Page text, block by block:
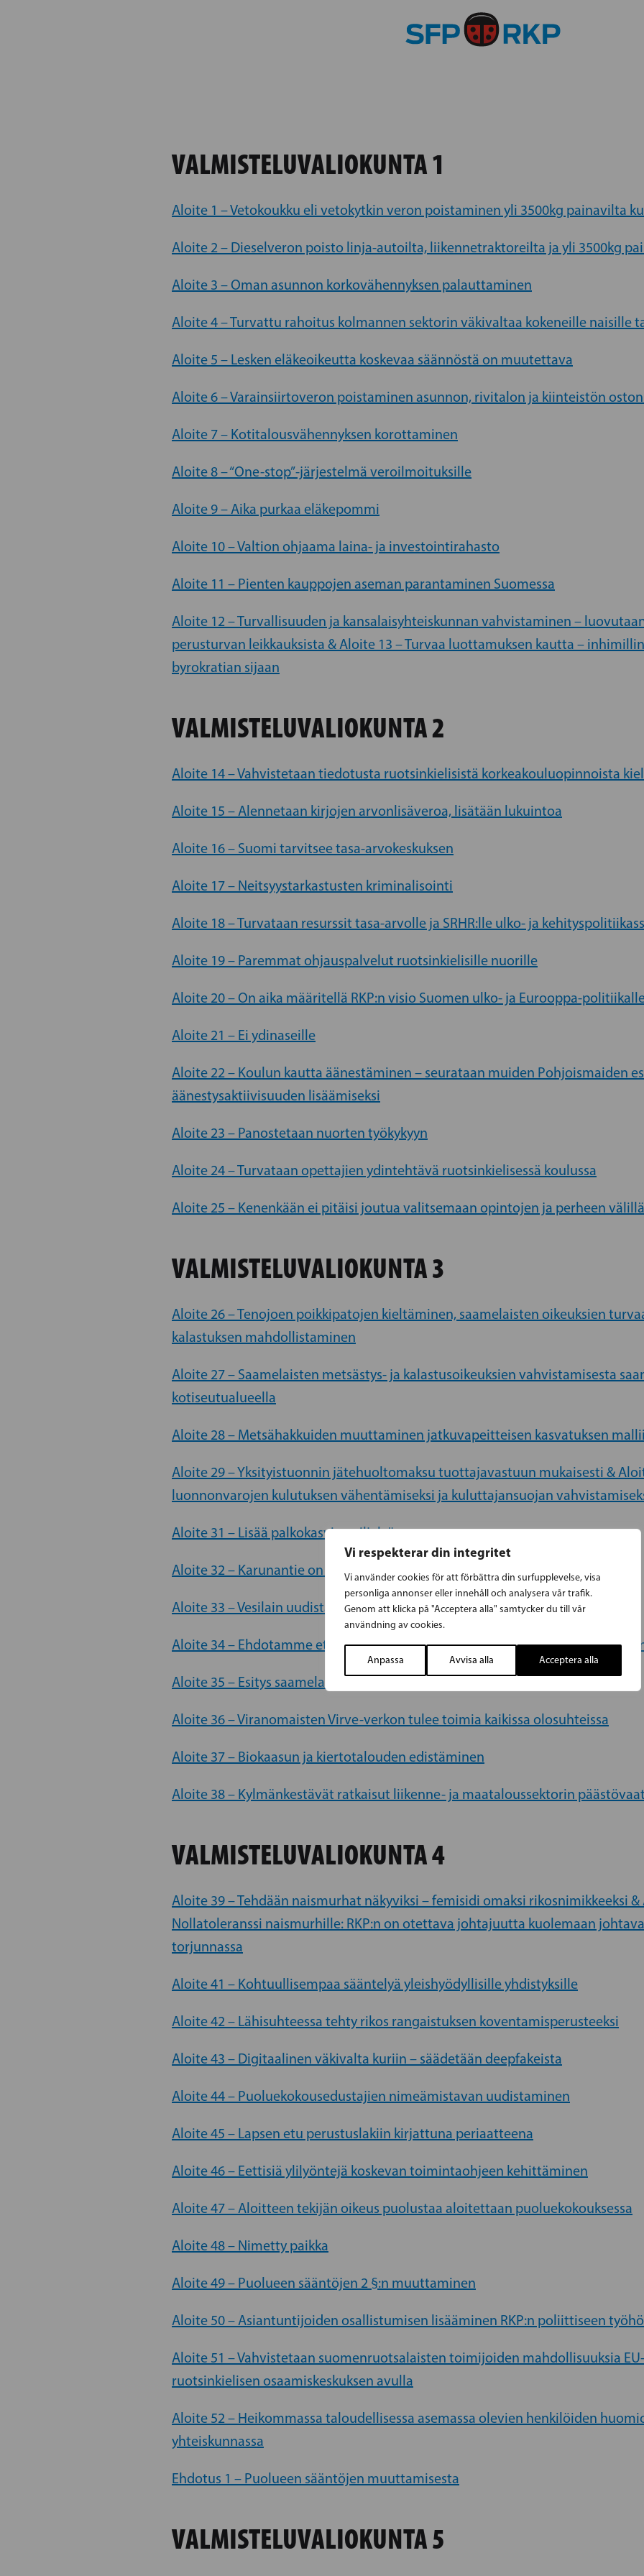
Vi respekterar din integritet
Vi använder cookies för att förbättra din surfupplevelse, visa
personliga annonser eller innehåll och analysera vår trafik.
Genom att klicka på "Acceptera alla" samtycker du till vår
användning av cookies.
Anpassa Avvisa alla Acceptera alla
VALMISTELUVALIOKUNTA 1
Aloite 1 – Vetokoukku eli vetokytkin veron poistaminen yli 3500kg painavilta
Aloite 2 – Dieselveron poisto linja-autoilta, liikennetraktoreilta ja yli 3500kg
Aloite 3 – Oman asunnon korkovähennyksen palauttaminen
Aloite 4 – Turvattu rahoitus kolmannen sektorin väkivaltaa kokeneille naisille
Aloite 5 – Lesken eläkeoikeutta koskevaa säännöstä on muutettava
Aloite 6 – Varainsiirtoveron poistaminen asunnon, rivitalon ja kiinteistön oston
Aloite 7 – Kotitalousvähennyksen korottaminen
Aloite 8 – “One-stop”-järjestelmä veroilmoituksille
Aloite 9 – Aika purkaa eläkepommi
Aloite 10 – Valtion ohjaama laina- ja investointirahasto
Aloite 11 – Pienten kauppojen aseman parantaminen Suomessa
Aloite 12 – Turvallisuuden ja kansalaisyhteiskunnan vahvistaminen –
perusturvan leikkauksista & Aloite 13 – Turvaa luottamuksen kautta –
byrokratian sijaan
VALMISTELUVALIOKUNTA 2
Aloite 14 – Vahvistetaan tiedotusta ruotsinkielisistä korkeakouluopinnoista
Aloite 15 – Alennetaan kirjojen arvonlisäveroa, lisätään lukuintoa
Aloite 16 – Suomi tarvitsee tasa-arvokeskuksen
Aloite 17 – Neitsyystarkastusten kriminalisointi
Aloite 18 – Turvataan resurssit tasa-arvolle ja SRHR:lle ulko- ja
Aloite 19 – Paremmat ohjauspalvelut ruotsinkielisille nuorille
Aloite 20 – On aika määritellä RKP:n visio Suomen ulko- ja Eurooppa-
Aloite 21 – Ei ydinaseille
Aloite 22 – Koulun kautta äänestäminen – seurataan muiden Pohjoismaiden
äänestysaktiivisuuden lisäämiseksi
Aloite 23 – Panostetaan nuorten työkykyyn
Aloite 24 – Turvataan opettajien ydintehtävä ruotsinkielisessä koulussa
Aloite 25 – Kenenkään ei pitäisi joutua valitsemaan opintojen ja perheen välillä
VALMISTELUVALIOKUNTA 3
Aloite 26 – Tenojoen poikkipatojen kieltäminen, saamelaisten oikeuksien
kalastuksen mahdollistaminen
Aloite 27 – Saamelaisten metsästys- ja kalastusoikeuksien vahvistamisesta
kotiseutualueella
Aloite 28 – Metsähakkuiden muuttaminen jatkuvapeitteisen kasvatuksen
Aloite 29 – Yksityistuonnin jätehuoltomaksu tuottajavastuun mukaisesti &
luonnonvarojen kulutuksen vähentämiseksi ja kuluttajansuojan
Aloite 31 – Lisää palkokasvien viljelyä
Aloite 32 – Karunantie on aika rakentaa
Aloite 33 – Vesilain uudistaminen
Aloite 34 – Ehdotamme että RKP aloittaa Saamelaispuolue poliittisen
Aloite 35 – Esitys saamelaisen poronhoidon hallitusohjelmakirjauksiksi
Aloite 36 – Viranomaisten Virve-verkon tulee toimia kaikissa olosuhteissa
Aloite 37 – Biokaasun ja kiertotalouden edistäminen
Aloite 38 – Kylmänkestävät ratkaisut liikenne- ja maataloussektorin
VALMISTELUVALIOKUNTA 4
Aloite 39 – Tehdään naismurhat näkyviksi – femisidi omaksi rikosnimikkeeksi &
Nollatoleranssi naismurhille: RKP:n on otettava johtajuutta kuolemaan
torjunnassa
Aloite 41 – Kohtuullisempaa sääntelyä yleishyödyllisille yhdistyksille
Aloite 42 – Lähisuhteessa tehty rikos rangaistuksen koventamisperusteeksi
Aloite 43 – Digitaalinen väkivalta kuriin – säädetään deepfakeista
Aloite 44 – Puoluekokousedustajien nimeämistavan uudistaminen
Aloite 45 – Lapsen etu perustuslakiin kirjattuna periaatteena
Aloite 46 – Eettisiä ylilyöntejä koskevan toimintaohjeen kehittäminen
Aloite 47 – Aloitteen tekijän oikeus puolustaa aloitettaan puoluekokouksessa
Aloite 48 – Nimetty paikka
Aloite 49 – Puolueen sääntöjen 2 §:n muuttaminen
Aloite 50 – Asiantuntijoiden osallistumisen lisääminen RKP:n poliittiseen
Aloite 51 – Vahvistetaan suomenruotsalaisten toimijoiden mahdollisuuksia
ruotsinkielisen osaamiskeskuksen avulla
Aloite 52 – Heikommassa taloudellisessa asemassa olevien henkilöiden
yhteiskunnassa
Ehdotus 1 – Puolueen sääntöjen muuttamisesta
VALMISTELUVALIOKUNTA 5